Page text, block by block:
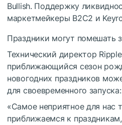
Bullish. Поддержку
маркетмейкеры B2C2 и
Праздники могут помешать
Технический директор
приближающийся сезон
новогодних праздников
для своевременного запуска:
«Самое неприятное для нас
приближаемся к